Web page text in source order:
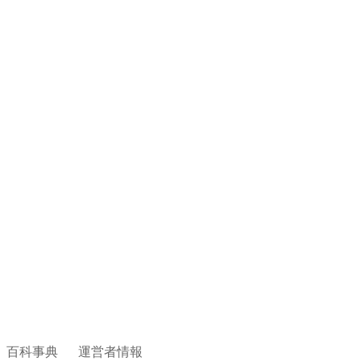
百科事典 運営者情報